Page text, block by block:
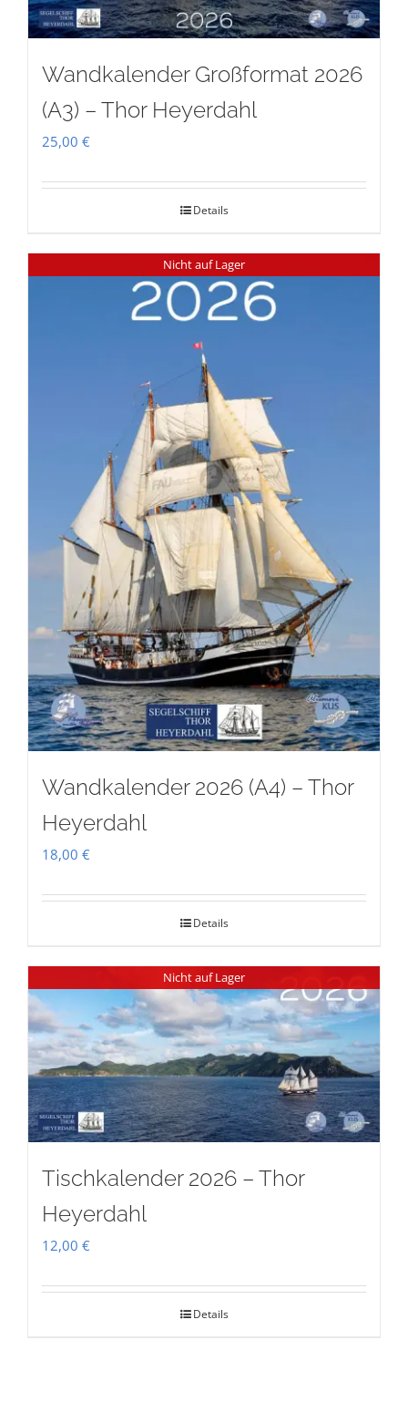
Wandkalender Großformat 2026
(A3) – Thor Heyerdahl
25,00 €
Details
Nicht auf Lager
Wandkalender 2026 (A4) – Thor
Heyerdahl
18,00 €
Details
Nicht auf Lager
Tischkalender 2026 – Thor
Heyerdahl
12,00 €
Details